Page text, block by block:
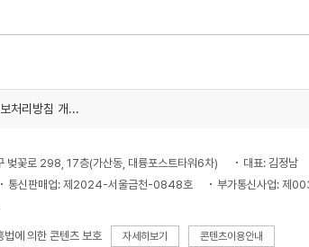
08/03(월) 다나와 개인정보처리방침 개정 안내
벚꽃로 298, 17층(가산동, 대륭포스트타워6차)
대표: 김정남
통신판매업: 제2024-서울금천-0848호 부가통신사업: 제
법에 의한 콘텐츠 보호 자세히보기 콘텐츠이용안내